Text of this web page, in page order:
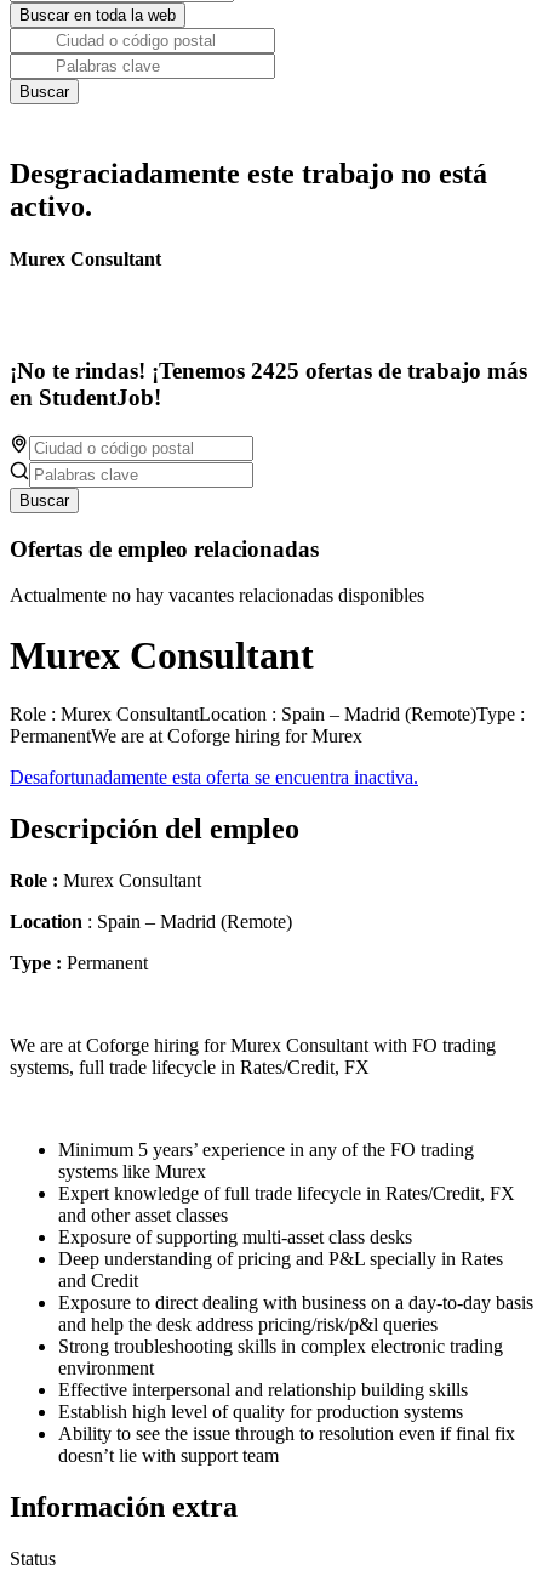
Desgraciadamente este trabajo no está
activo.
Murex Consultant
¡No te rindas! ¡Tenemos 2425 ofertas de trabajo más
en StudentJob!
Buscar
Ofertas de empleo relacionadas
Actualmente no hay vacantes relacionadas disponibles
Murex Consultant
Role : Murex ConsultantLocation : Spain – Madrid (Remote)Type :
PermanentWe are at Coforge hiring for Murex
Desafortunadamente esta oferta se encuentra inactiva.
Descripción del empleo
Role : Murex Consultant
Location : Spain – Madrid (Remote)
Type : Permanent
We are at Coforge hiring for Murex Consultant with FO trading
systems, full trade lifecycle in Rates/Credit, FX
Minimum 5 years’ experience in any of the FO trading
systems like Murex
Expert knowledge of full trade lifecycle in Rates/Credit, FX
and other asset classes
Exposure of supporting multi-asset class desks
Deep understanding of pricing and P&L specially in Rates
and Credit
Exposure to direct dealing with business on a day-to-day basis
and help the desk address pricing/risk/p&l queries
Strong troubleshooting skills in complex electronic trading
environment
Effective interpersonal and relationship building skills
Establish high level of quality for production systems
Ability to see the issue through to resolution even if final fix
doesn’t lie with support team
Información extra
Status